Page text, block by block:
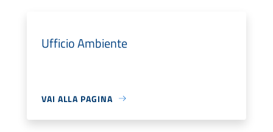
Ufficio Ambiente
VAI ALLA PAGINA